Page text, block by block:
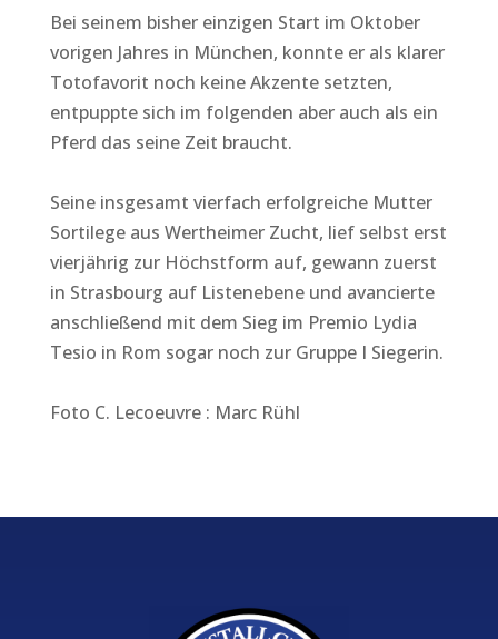
Bei seinem bisher einzigen Start im Oktober
vorigen Jahres in München, konnte er als klarer
Totofavorit noch keine Akzente setzten,
entpuppte sich im folgenden aber auch als ein
Pferd das seine Zeit braucht.
Seine insgesamt vierfach erfolgreiche Mutter
Sortilege aus Wertheimer Zucht, lief selbst erst
vierjährig zur Höchstform auf, gewann zuerst
in Strasbourg auf Listenebene und avancierte
anschließend mit dem Sieg im Premio Lydia
Tesio in Rom sogar noch zur Gruppe I Siegerin.
Foto C. Lecoeuvre : Marc Rühl